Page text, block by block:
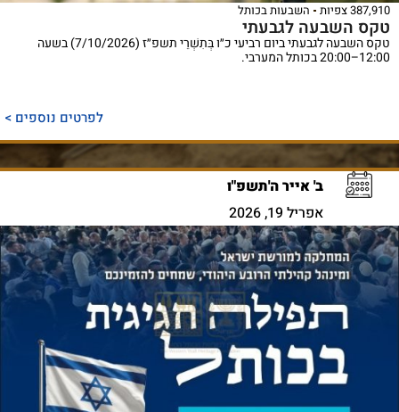
387,910 צפיות השבעות בכותל
טקס השבעה לגבעתי
טקס השבעה לגבעתי ביום רביעי כ״ו בְּתִשְׁרֵי תשפ״ז (7/10/2026) בשעה
12:00–20:00 בכותל המערבי.
לפרטים נוספים >
ב' אייר ה'תשפ"ו
אפריל 19, 2026